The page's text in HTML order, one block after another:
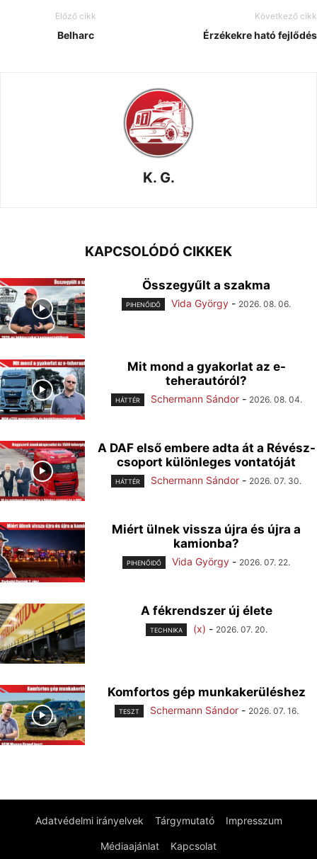
Előző cikk
Belharc
Következő cikk
Érzékekre ható fejlődés
K. G.
KAPCSOLÓDÓ CIKKEK
Összegyűlt a szakma
PIHENŐIDŐ Vida György - 2026. 08. 06.
Mit mond a gyakorlat az e-
teherautóról?
HÁTTÉR Schermann Sándor - 2026. 08. 04.
A DAF első embere adta át a Révész-
csoport különleges vontatóját
HÁTTÉR Schermann Sándor - 2026. 07. 30.
Miért ülnek vissza újra és újra a
kamionba?
PIHENŐIDŐ Vida György - 2026. 07. 22.
A fékrendszer új élete
TECHNIKA (x) - 2026. 07. 20.
Komfortos gép munkakerüléshez
TESZT Schermann Sándor - 2026. 07. 16.
Adatvédelmi irányelvek Tárgymutató Impresszum
Médiaajánlat Kapcsolat